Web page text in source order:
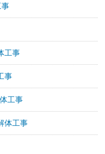
工事
事
工事
体工事